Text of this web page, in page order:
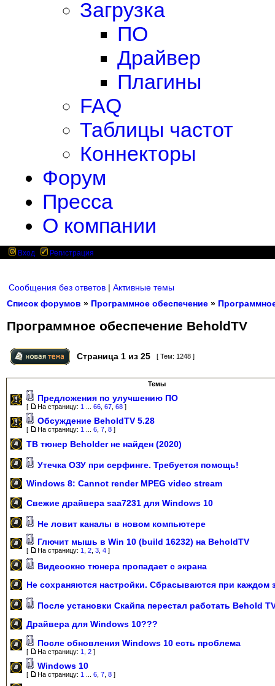
Загрузка
ПО
Драйвер
Плагины
FAQ
Таблицы частот
Коннекторы
Форум
Пресса
О компании
Вход Регистрация
Сообщения без ответов | Активные темы
Список форумов » Программное обеспечение »
Программное обеспечение BeholdTV
Страница 1 из 25 [ Тем: 1248 ]
Темы
Предложения по улучшению ПО
[ На страницу: 1 66 67 68 ]
Обсуждение BeholdTV 5.28
[ На страницу: 1 6 7 8 ]
ТВ тюнер Beholder не найден (2020)
Утечка ОЗУ при серфинге. Требуется помощь!
Windows 8: Cannot render MPEG video stream
Свежие драйвера saa7231 для Windows 10
Не ловит каналы в новом компьютере
Глючит мышь в Win 10 (build 16232) на BeholdTV
[ На страницу: 1 2 3 4 ]
Видеоокно тюнера пропадает с экрана
Не сохраняются настройки. Сбрасываются при каждом
После установки Скайпа перестал работать Behold
Драйвера для Windows 10???
После обновления Windows 10 есть проблема
[ На страницу: 1 2 ]
Windows 10
[ На страницу: 1 6 7 8 ]